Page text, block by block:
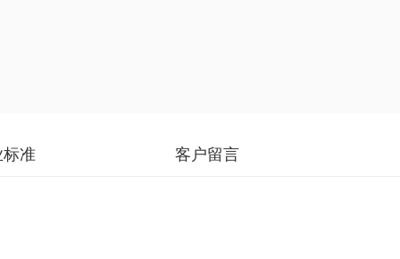
标准 客户留言